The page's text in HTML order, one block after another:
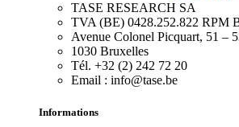
TASE RESEARCH SA
TVA (BE) 0428.252.822 RPM
Avenue Colonel Picquart, 51 –
1030 Bruxelles
Tél. +32 (2) 242 72 20
Email : info@tase.be
Informations